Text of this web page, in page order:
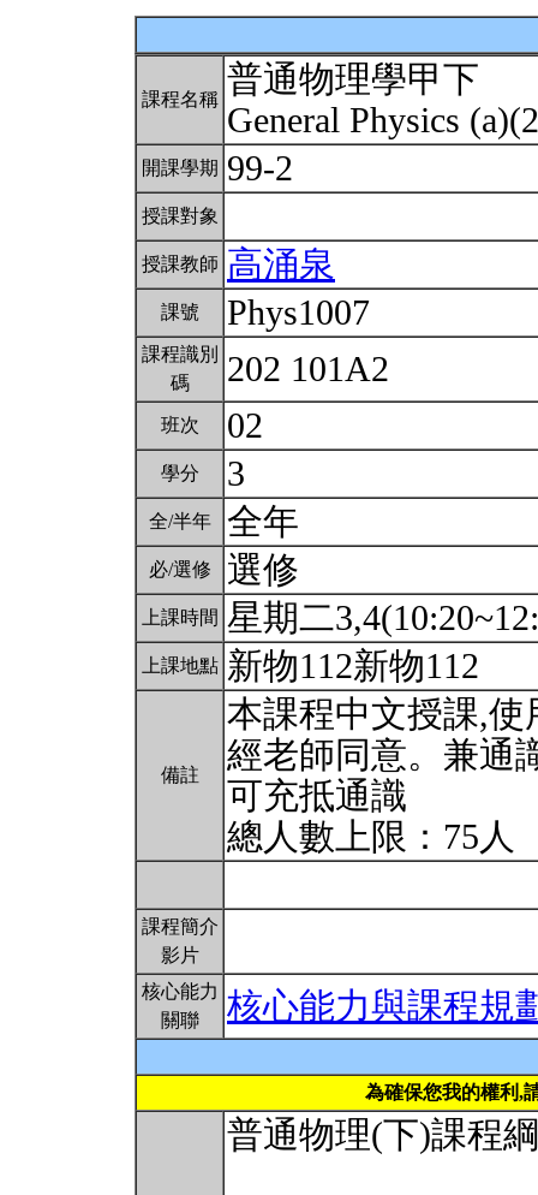
課程名稱 普通物理學甲下
General Physics
開課學期 99-2
授課對象
授課教師 高涌泉
課號 Phys1007
課程識別
碼
202 101A2
班次 02
學分 3
全/半年 全年
必/選修 選修
上課時間 星期二
上課地點 新物112新物112
備註
本課程中文授課,
經老師同意。兼通
可充抵通識
總人數上限：75人
課程簡介
影片
核心能力
關聯
核心能力與課程規
為確保您我的權利,
普通物理(下)課程